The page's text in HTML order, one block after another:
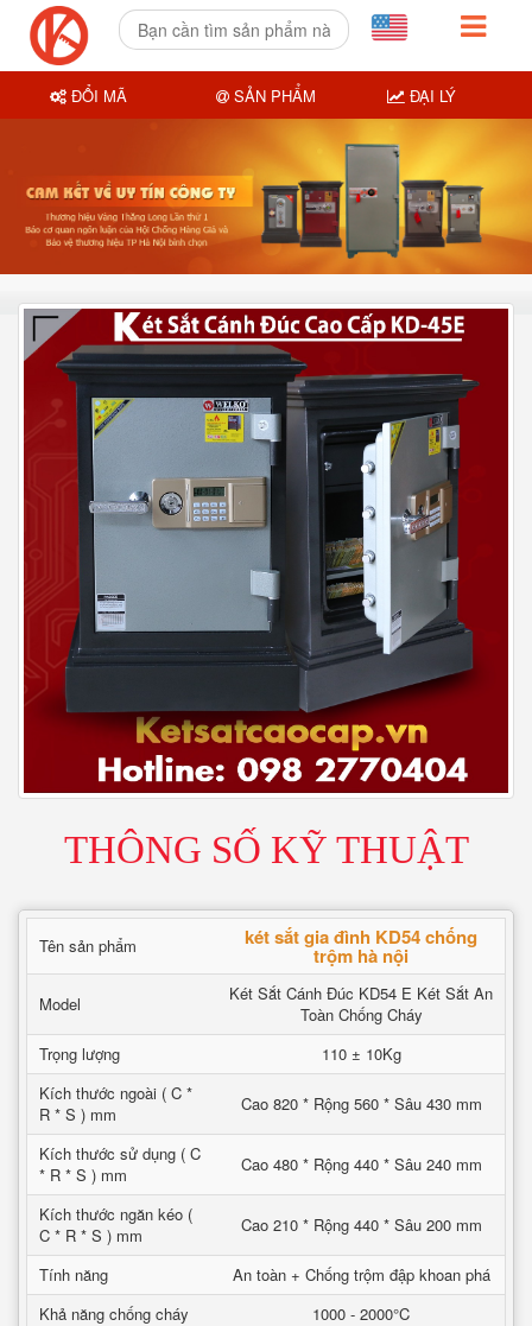
THÔNG SỐ KỸ THUẬT
Tên sản phẩm két sắt gia đình KD54 chống
trộm hà nội
Model
Két Sắt Cánh Đúc KD54 E Két Sắt An
Toàn Chống Cháy
Trọng lượng
110 ± 10Kg
Kích thước ngoài ( C *
R * S ) mm
Cao 820 * Rộng 560 * Sâu 430 mm
Kích thước sử dụng ( C
* R * S ) mm
Cao 480 * Rộng 440 * Sâu 240 mm
Kích thước ngăn kéo (
C * R * S ) mm
Cao 210 * Rộng 440 * Sâu 200 mm
Tính năng
An toàn + Chống trộm đập khoan phá
Khả năng chống cháy
1000 - 2000°C
ĐỔI MÃ SẢN PHẨM ĐẠI LÝ